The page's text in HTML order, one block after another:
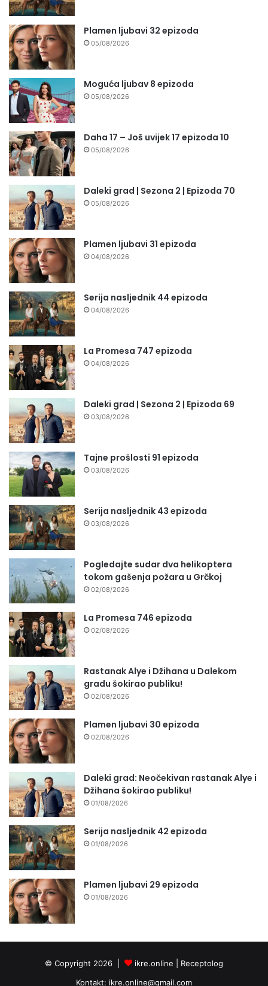
Plamen ljubavi 32 epizoda
05/08/2026
Moguća ljubav 8 epizoda
05/08/2026
Daha 17 – Još uvijek 17 epizoda 10
05/08/2026
Daleki grad | Sezona 2 | Epizoda 70
05/08/2026
Plamen ljubavi 31 epizoda
04/08/2026
Serija nasljednik 44 epizoda
04/08/2026
La Promesa 747 epizoda
04/08/2026
Daleki grad | Sezona 2 | Epizoda 69
03/08/2026
Tajne prošlosti 91 epizoda
03/08/2026
Serija nasljednik 43 epizoda
03/08/2026
Pogledajte sudar dva helikoptera
tokom gašenja požara u Grčkoj
02/08/2026
La Promesa 746 epizoda
02/08/2026
Rastanak Alye i Džihana u Dalekom
gradu šokirao publiku!
02/08/2026
Plamen ljubavi 30 epizoda
02/08/2026
Daleki grad: Neočekivan rastanak Alye i
Džihana šokirao publiku!
01/08/2026
Serija nasljednik 42 epizoda
01/08/2026
Plamen ljubavi 29 epizoda
01/08/2026
© Copyright 2026 | ikre.online | Receptolog
Kontakt: ikre.online@gmail.com